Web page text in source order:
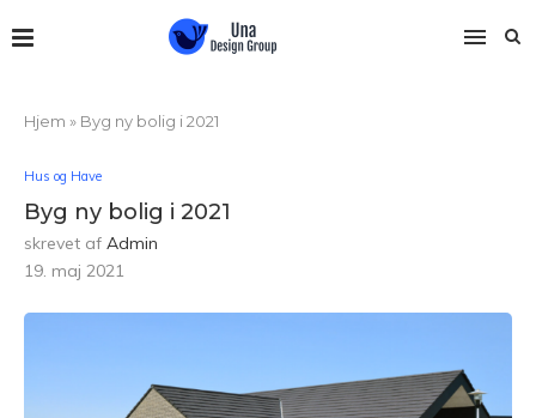
Hjem » Byg ny bolig i 2021
Hus og Have
Byg ny bolig i 2021
skrevet af Admin
19. maj 2021